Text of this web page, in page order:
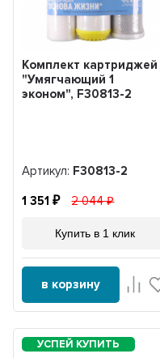
Комплект картриджей
"Умягчающий 1
эконом", F30813-2
Артикул: F30813-2
1 351 2 044
Купить в 1 клик
в корзину